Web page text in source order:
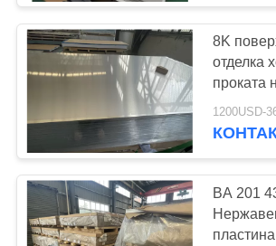
8K
отделка
проката
сталь
BA 201